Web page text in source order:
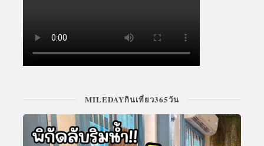
MILEDAYกินเที่ยว365วัน